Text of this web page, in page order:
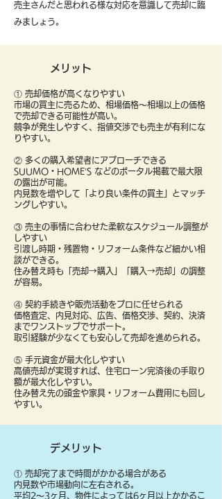
売主さんだと思われる様な対応を意識して売却に臨
みましょう。
メリット
① 売却価格が高くなりやすい
市場の買主に売るため、相場価格〜相場以上の価格
で売却できる可能性が高い。
競争が発生しやすく、指値交渉でも売主が有利にな
りやすい。
② 多くの購入希望者にアプローチできる
SUUMO・HOME’S などのポータル掲載で最大限
の露出が可能。
内見数を増やして「より良い条件の買主」とマッチ
ングしやすい。
③ 売主の事情に合わせた柔軟なスケジュール調整が
しやすい
引渡し時期・残置物・リフォーム条件など細かい相
談ができる。
住み替え時も「売却→購入」「購入→売却」の調整
が容易。
④ 契約手続きや販売活動をプロに任せられる
価格査定、内見対応、広告、価格交渉、契約、決済
までワンストップでサポート。
取引経験が少なくても安心して売却を進められる。
⑤ 手元資金が最大化しやすい
高値売却が実現すれば、住宅ローン完済後の手取り
額が最大化しやすい。
住み替え先の頭金や家具・リフォーム費用にも回し
やすい。
デメリット
① 売却完了まで時間がかかる場合がある
内見数や市場動向に左右される。
平均2〜3ヶ月、物件によっては6ヶ月以上かかるこ